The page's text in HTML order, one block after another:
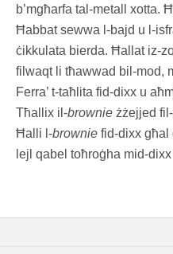
b’mgħarfa tal-metall xotta.
Ħabbat sewwa l-bajd u l-
ċikkulata bierda. Ħallat iz-
filwaqt li tħawwad bil-mod,
Ferra’ t-taħlita fid-dixx u
Tħallix il-brownie żżejjed
Ħalli l-brownie fid-dixx għal
lejl qabel toħroġha mid-